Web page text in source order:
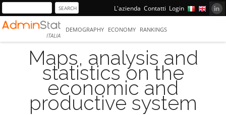
L'azienda Contatti Login
ITALIA
DEMOGRAPHY ECONOMY RANKINGS
Maps, analysis and
statistics on the
economic and
productive system